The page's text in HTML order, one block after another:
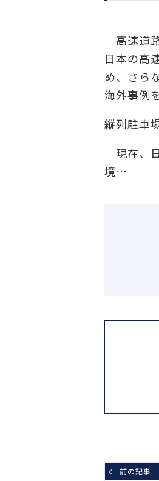
高速道
日本の高
め、さら
海外事例
縦列駐車
現在、
境…
前の記事